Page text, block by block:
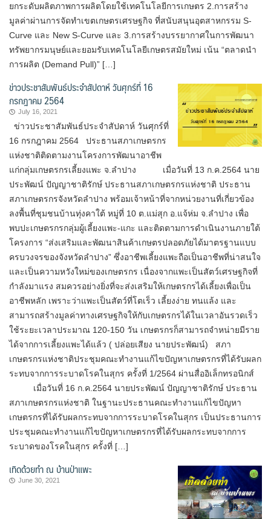
ยกระดับผลิตภาพการผลิตโดยใช้เทคโนโลยีการเกษตร 2.การสร้าง
มูลค่าผ่านการจัดทำเขตเกษตรเศรษฐกิจ ที่สนับสนุนอุตสาหกรรม S-
Curve และ New S-Curve และ 3.การสร้างบรรยากาศในการพัฒนา
ทรัพยากรมนุษย์และยอมรับเทคโนโลยีเกษตรสมัยใหม่ เน้น “ตลาดนำ
การผลิต (Demand Pull)” […]
ข่าวประชาสัมพันธ์ประจำสัปดาห์ วันศุกร์ที่ 16
กรกฎาคม 2564
July 16, 2021
ข่าวประชาสัมพันธ์ประจำสัปดาห์ วันศุกร์ที่
16 กรกฎาคม 2564 ประธานสภาเกษตรกร
แห่งชาติติดตามงานโครงการพัฒนาอาชีพ
แก่กลุ่มเกษตรกรเลี้ยงแพะ จ.ลำปาง เมื่อวันที่ 13 ก.ค.2564 นาย
ประพัฒน์ ปัญญาชาติรักษ์ ประธานสภาเกษตรกรแห่งชาติ ประธาน
สภาเกษตรกรจังหวัดลำปาง พร้อมเจ้าหน้าที่จากหน่วยงานที่เกี่ยวข้อง
ลงพื้นที่ชุมชนบ้านทุ่งคาใต้ หมู่ที่ 10 ต.แม่สุก อ.แจ้ห่ม จ.ลำปาง เพื่อ
พบปะเกษตรกรกลุ่มผู้เลี้ยงแพะ-แกะ และติดตามการดำเนินงานภายใต้
โครงการ “ส่งเสริมและพัฒนาสินค้าเกษตรปลอดภัยได้มาตรฐานแบบ
ครบวงจรของจังหวัดลำปาง” ซึ่งอาชีพเลี้ยงแพะถือเป็นอาชีพที่น่าสนใจ
และเป็นความหวังใหม่ของเกษตรกร เนื่องจากแพะเป็นสัตว์เศรษฐกิจที่
กำลังมาแรง สมควรอย่างยิ่งที่จะส่งเสริมให้เกษตรกรได้เลี้ยงเพื่อเป็น
อาชีพหลัก เพราะว่าแพะเป็นสัตว์ที่โตเร็ว เลี้ยงง่าย ทนแล้ง และ
สามารถสร้างมูลค่าทางเศรษฐกิจให้กับเกษตรกรได้ในเวลาอันรวดเร็ว
ใช้ระยะเวลาประมาณ 120-150 วัน เกษตรกรก็สามารถจำหน่ายมีราย
ได้จากการเลี้ยงแพะได้แล้ว ( ปล่อยเสียง นายประพัฒน์) สภา
เกษตรกรแห่งชาติประชุมคณะทำงานแก้ไขปัญหาเกษตรกรที่ได้รับผลก
ระทบจากการระบาดโรคในสุกร ครั้งที่ 1/2564 ผ่านสื่ออิเล็กทรอนิกส์
เมื่อวันที่ 16 ก.ค.2564 นายประพัฒน์ ปัญญาชาติรักษ์ ประธาน
สภาเกษตรกรแห่งชาติ ในฐานะประธานคณะทำงานแก้ไขปัญหา
เกษตรกรที่ได้รับผลกระทบจากการระบาดโรคในสุกร เป็นประธานการ
ประชุมคณะทำงานแก้ไขปัญหาเกษตรกรที่ได้รับผลกระทบจากการ
ระบาดของโรคในสุกร ครั้งที่ […]
เทิดด้วยทำ ณ บ้านป่าแพะ
June 30, 2021